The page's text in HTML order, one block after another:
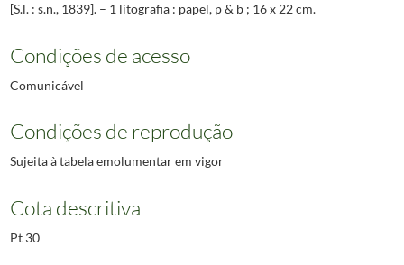
[S.l. : s.n., 1839]. – 1 litografia : papel, p & b ; 16 x 22 cm.
Condições de acesso
Comunicável
Condições de reprodução
Sujeita à tabela emolumentar em vigor
Cota descritiva
Pt 30